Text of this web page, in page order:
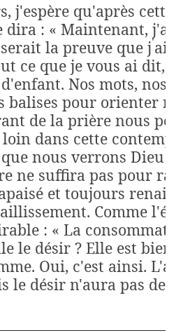
j'espère qu'après cette
dira : « Maintenant, j'ai
la preuve que j'ai
ce que je vous ai dit,
Nos mots, nos
balises pour orienter
de la prière nous
dans cette
nous verrons Dieu
ne suffira pas pour
et toujours
Comme
: « La
le désir ? Elle est
Oui, c'est ainsi.
le désir n'aura pas de